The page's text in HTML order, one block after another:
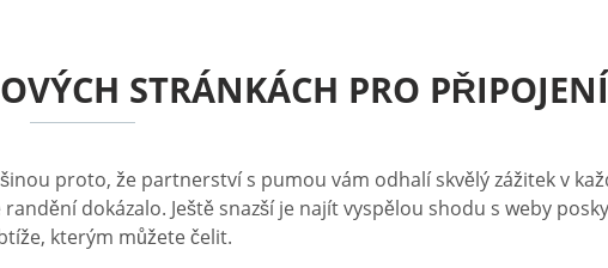
STRÁNKÁCH PRO
proto, že partnerství s pumou vám odhalí skvělý zážitek v
dokázalo. Ještě snazší je najít vyspělou shodu s weby
kterým můžete čelit.